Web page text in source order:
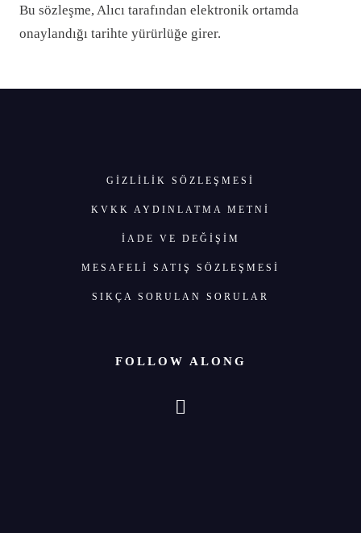
Bu sözleşme, Alıcı tarafından elektronik ortamda
onaylandığı tarihte yürürlüğe girer.
GIZLILIK SÖZLEŞMESI
KVKK AYDINLATMA METNİ
İADE VE DEĞİŞİM
MESAFELİ SATIŞ SÖZLEŞMESİ
SIKÇA SORULAN SORULAR
FOLLOW ALONG